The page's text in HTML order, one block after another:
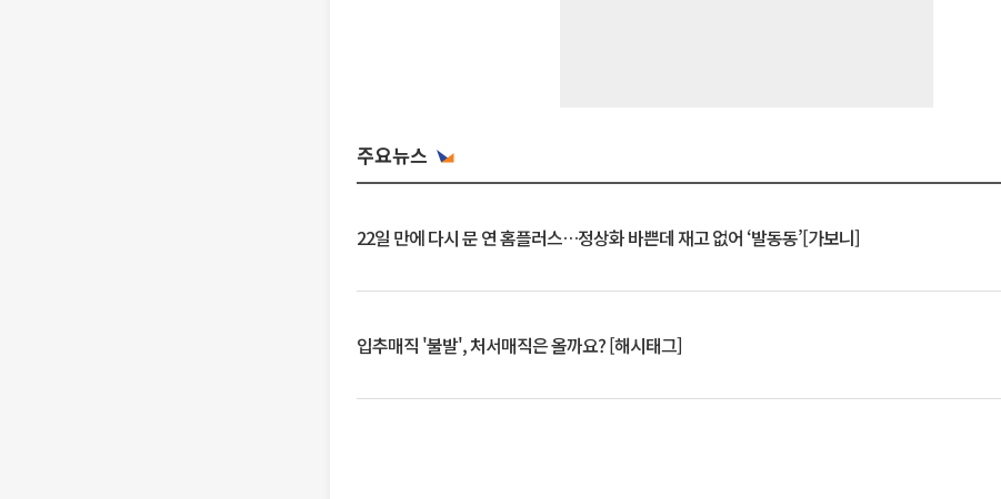
주요뉴스
22일 만에 다시 문 연 홈플러스…정상화 바쁜데 재고 없어 ‘발동동’[가보니]
입추매직 '불발', 처서매직은 올까요? [해시태그]